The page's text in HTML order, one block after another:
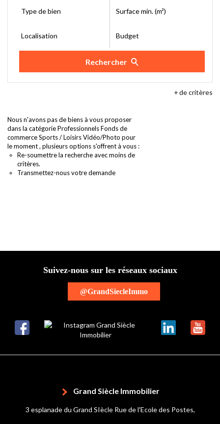
Type de bien Surface min. (m²)
Localisation Budget
Rechercher
+de critères
Nous n'avons pas de biens à vous proposer
dans la catégorie Professionnels Fonds de
commerce Sports / Loisirs Vidéo/Photo pour
le moment , plusieurs options s'offrent à vous :
Re-soumettre la recherche avec moins de
critères.
Transmettez-nous votre demande
Suivez-nous sur les réseaux sociaux
@GrandSiecleImmo
Grand Siècle Immobilier
3 esplanade du Grand SIècle Rue de l'Ecole des Postes,